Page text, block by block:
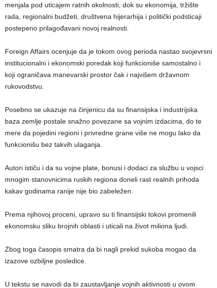
menjala pod uticajem ratnih okolnosti, dok su ekonomija, tržište
rada, regionalni budžeti, društvena hijerarhija i politički podsticaji
postepeno prilagođavani novoj realnosti.
Foreign Affairs ocenjuje da je tokom ovog perioda nastao svojevrsni
institucionalni i ekonomski poredak koji funkcioniše samostalno i
koji ograničava manevarski prostor čak i najvišem državnom
rukovodstvu.
Posebno se ukazuje na činjenicu da su finansijska i industrijska
baza zemlje postale snažno povezane sa vojnim izdacima, do te
mere da pojedini regioni i privredne grane više ne mogu lako da
funkcionišu bez takvih ulaganja.
Autori ističu i da su vojne plate, bonusi i dodaci za službu u vojsci
mnogim stanovnicima ruskih regiona doneli rast realnih prihoda
kakav godinama ranije nije bio zabeležen.
Prema njihovoj proceni, upravo su ti finansijski tokovi promenili
ekonomsku sliku brojnih oblasti i uticali na život miliona ljudi.
Zbog toga časopis smatra da bi nagli prekid sukoba mogao da
izazove ozbiljne posledice.
U tekstu se navodi da bi zaustavljanje vojnih aktivnosti u ovom